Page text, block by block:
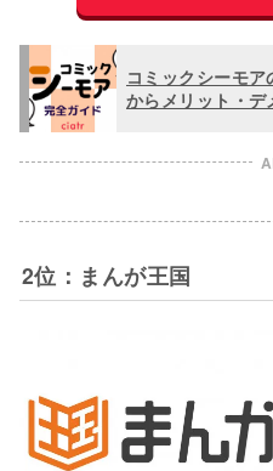
コミックシーモ
からメリット・デ
2位：まんが王国